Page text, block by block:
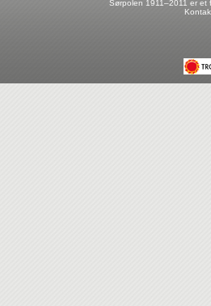
Sørpolen 1911–2011 er et